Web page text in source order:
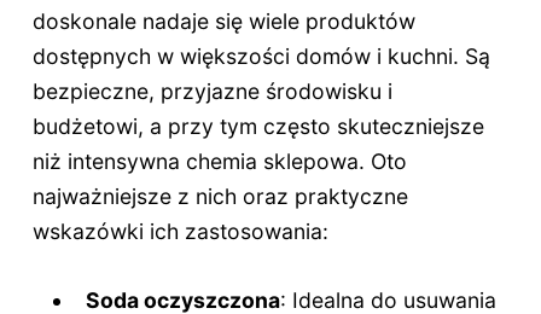
doskonale nadaje się wiele produktów
dostępnych w większości domów i kuchni. Są
bezpieczne, przyjazne środowisku i
budżetowi, a przy tym często skuteczniejsze
niż intensywna chemia sklepowa. Oto
najważniejsze z nich oraz praktyczne
wskazówki ich zastosowania:
Soda oczyszczona: Idealna do usuwania